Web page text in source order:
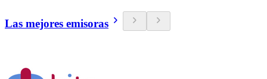
Las mejores emisoras